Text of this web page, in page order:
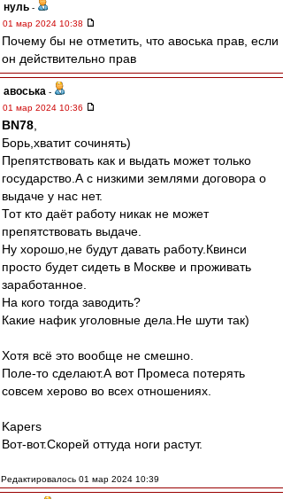
нуль -
01 мар 2024 10:38
Почему бы не отметить, что авоська прав, если
он действительно прав
авоська -
01 мар 2024 10:36
BN78
Борь,хватит сочинять)
Препятствовать как и выдать может только
государство.А с низкими землями договора о
выдаче у нас нет.
Тот кто даёт работу никак не может
препятствовать выдаче.
Ну хорошо,не будут давать работу.Квинси
просто будет сидеть в Москве и проживать
заработанное.
На кого тогда заводить?
Какие нафик уголовные дела.Не шути так)
Хотя всё это вообще не смешно.
Поле-то сделают.А вот Промеса потерять
совсем херово во всех отношениях.
Kapers
Вот-вот.Скорей оттуда ноги растут.
Редактировалось 01 мар 2024 10:39